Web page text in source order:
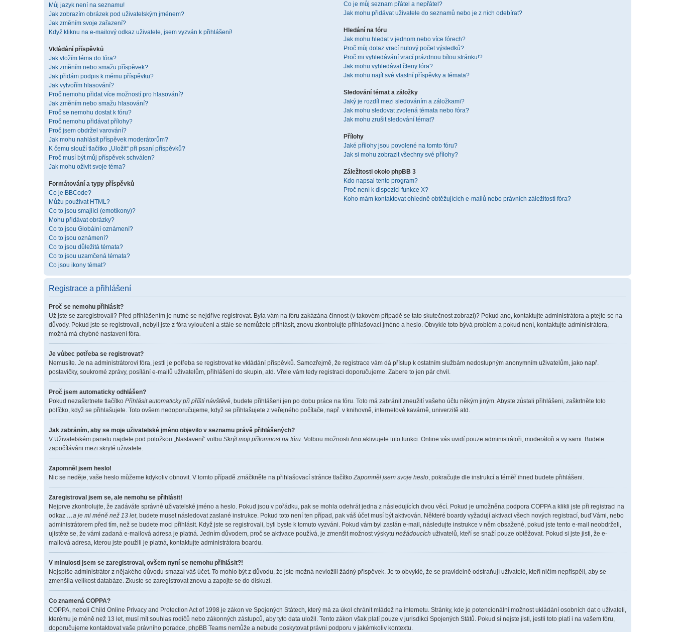
Můj jazyk není na seznamu!
Jak zobrazím obrázek pod uživatelským jménem?
Jak změním svoje zařazení?
Když kliknu na e-mailový odkaz uživatele, jsem vyzván k přihlášení!
Vkládání příspěvků
Jak vložím téma do fóra?
Jak změním nebo smažu příspěvek?
Jak přidám podpis k mému příspěvku?
Jak vytvořím hlasování?
Proč nemohu přidat více možností pro hlasování?
Jak změním nebo smažu hlasování?
Proč se nemohu dostat k fóru?
Proč nemohu přidávat přílohy?
Proč jsem obdržel varování?
Jak mohu nahlásit příspěvek moderátorům?
K čemu slouží tlačítko „Uložit“ při psaní příspěvků?
Proč musí být můj příspěvek schválen?
Jak mohu oživit svoje téma?
Formátování a typy příspěvků
Co je BBCode?
Můžu používat HTML?
Co to jsou smajlíci (emotikony)?
Mohu přidávat obrázky?
Co to jsou Globální oznámení?
Co to jsou oznámení?
Co to jsou důležitá témata?
Co to jsou uzamčená témata?
Co jsou ikony témat?
Co je můj seznam přátel a nepřátel?
Jak mohu přidávat uživatele do seznamů nebo je z nich odebírat?
Hledání na fóru
Jak mohu hledat v jednom nebo více fórech?
Proč můj dotaz vrací nulový počet výsledků?
Proč mi vyhledávání vrací prázdnou bílou stránku!?
Jak mohu vyhledávat členy fóra?
Jak mohu najít své vlastní příspěvky a témata?
Sledování témat a záložky
Jaký je rozdíl mezi sledováním a záložkami?
Jak mohu sledovat zvolená témata nebo fóra?
Jak mohu zrušit sledování témat?
Přílohy
Jaké přílohy jsou povolené na tomto fóru?
Jak si mohu zobrazit všechny své přílohy?
Záležitosti okolo phpBB 3
Kdo napsal tento program?
Proč není k dispozici funkce X?
Koho mám kontaktovat ohledně obtěžujících e-mailů nebo právních záležitostí fóra?
Registrace a přihlášení
Proč se nemohu přihlásit?
Už jste se zaregistrovali? Před přihlášením je nutné se nejdříve registrovat. Byla vám na fóru zakázána činnost (v takovém případě se tato skutečnost zobrazí)? Pokud ano, kontaktujte administrátora a ptejte se na
důvody. Pokud jste se registrovali, nebyli jste z fóra vyloučeni a stále se nemůžete přihlásit, znovu zkontrolujte přihlašovací jméno a heslo. Obvykle toto bývá problém a pokud není, kontaktujte administrátora,
možná má chybné nastavení fóra.
Je vůbec potřeba se registrovat?
Nemusíte. Je na administrátorovi fóra, jestli je potřeba se registrovat ke vkládání příspěvků. Samozřejmě, že registrace vám dá přístup k ostatním službám nedostupným anonymním uživatelům, jako např.
postavičky, soukromé zprávy, posílání e-mailů uživatelům, přihlášení do skupin, atd. Vřele vám tedy registraci doporučujeme. Zabere to jen pár chvil.
Proč jsem automaticky odhlášen?
Pokud nezaškrtnete tlačítko Přihlásit automaticky při příští návštěvě, budete přihlášeni jen po dobu práce na fóru. Toto má zabránit zneužití vašeho účtu někým jiným. Abyste zůstali přihlášeni, zaškrtněte toto
políčko, když se přihlašujete. Toto ovšem nedoporučujeme, když se přihlašujete z veřejného počítače, např. v knihovně, internetové kavárně, univerzitě atd.
Jak zabráním, aby se moje uživatelské jméno objevilo v seznamu právě přihlášených?
V Uživatelském panelu najdete pod položkou „Nastavení“ volbu Skrýt moji přítomnost na fóru. Volbou možnosti Ano aktivujete tuto funkci. Online vás uvidí pouze administrátoři, moderátoři a vy sami. Budete
započítáváni mezi skryté uživatele.
Zapomněl jsem heslo!
Nic se neděje, vaše heslo můžeme kdykoliv obnovit. V tomto případě zmáčkněte na přihlašovací stránce tlačítkoZapomněl jsem svoje heslo, pokračujte dle instrukcí a téměř ihned budete přihlášeni.
Zaregistroval jsem se, ale nemohu se přihlásit!
Nejprve zkontrolujte, že zadáváte správné uživatelské jméno a heslo. Pokud jsou v pořádku, pak se mohla odehrát jedna z následujících dvou věcí. Pokud je umožněna podpora COPPA a klikli jste při registraci na
odkaz …a je mi méně než 13 let, budete muset následovat zaslané instrukce. Pokud toto není ten případ, pak váš účet musí být aktivován. Některé boardy vyžadují aktivaci všech nových registrací, buď Vámi, nebo
administrátorem před tím, než se budete moci přihlásit. Když jste se registrovali, byli byste k tomuto vyzváni. Pokud vám byl zaslán e-mail, následujte instrukce v něm obsažené, pokud jste tento e-mail neobdrželi,
ujistěte se, že vámi zadaná e-mailová adresa je platná. Jedním důvodem, proč se aktivace používá, je zmenšit možnost výskytu nežádoucích uživatelů, kteří se snaží pouze obtěžovat. Pokud si jste jisti, že e-
mailová adresa, kterou jste použili je platná, kontaktujte administrátora boardu.
V minulosti jsem se zaregistroval, ovšem nyní se nemohu přihlásit?!
Nejspíše administrátor z nějakého důvodu smazal váš účet. To mohlo být z důvodu, že jste možná nevložili žádný příspěvek. Je to obvyklé, že se pravidelně odstraňují uživatelé, kteří ničím nepřispěli, aby se
zmenšila velikost databáze. Zkuste se zaregistrovat znovu a zapojte se do diskuzí.
Co znamená COPPA?
COPPA, neboli Child Online Privacy and Protection Act of 1998 je zákon ve Spojených Státech, který má za úkol chránit mládež na internetu. Stránky, kde je potencionální možnost ukládání osobních dat o uživateli,
kterému je méně než 13 let, musí mít souhlas rodičů nebo zákonných zástupců, aby tyto data uložil. Tento zákon však platí pouze v jurisdikci Spojených Států. Pokud si nejste jisti, jestli toto platí i na vašem fóru,
doporučujeme kontaktovat vaše právního poradce, phpBB Teams nemůže a nebude poskytovat právni podporu v jakémkoliv kontextu.